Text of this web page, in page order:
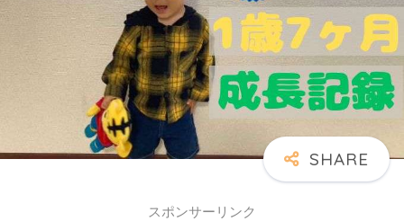
スポンサーリンク